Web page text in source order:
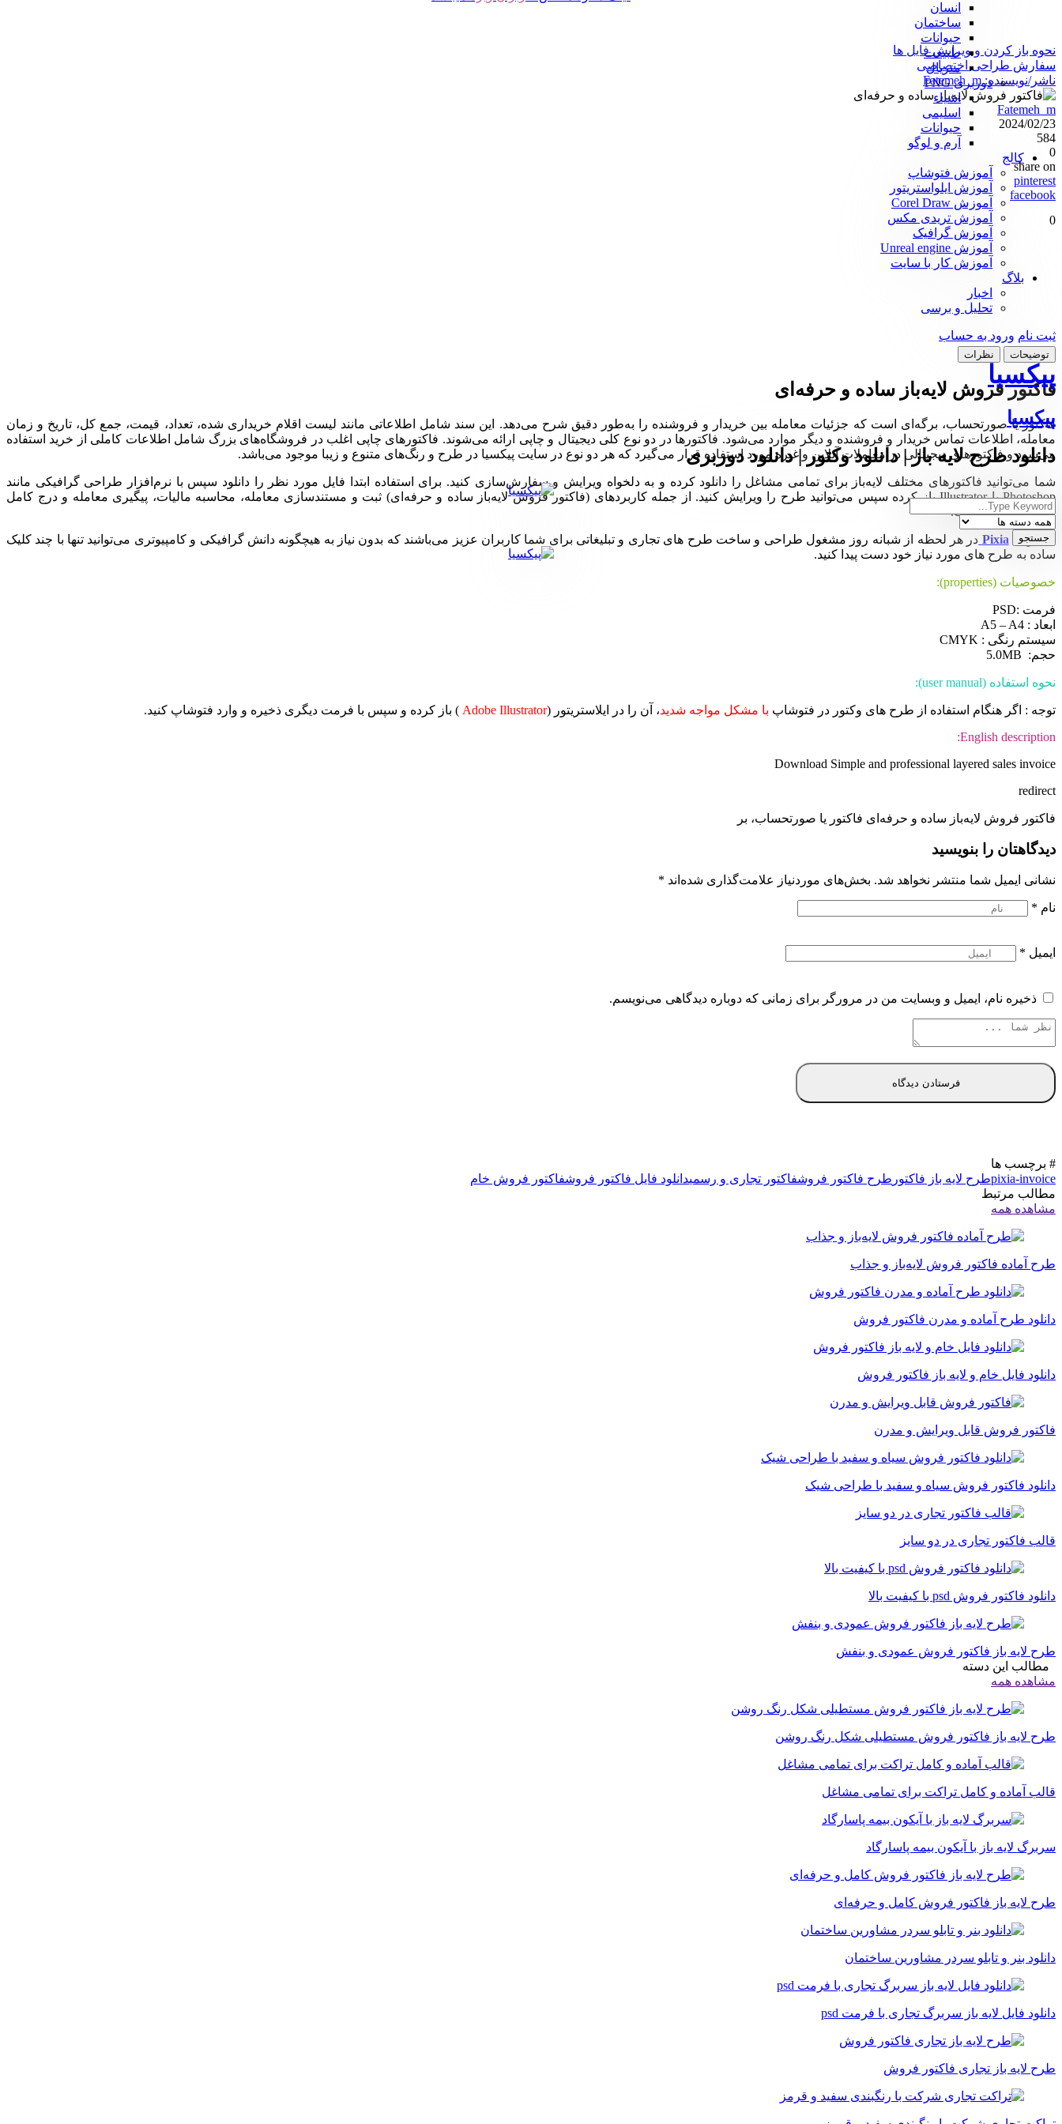
انسان
ساختمان
حیوانات
طبیعت
متریال
دوربری PNG
اشیاء
اسلیمی
حیوانات
آرم و لوگو
کالج
آموزش فتوشاپ
آموزش ایلواستریتور
آموزش Corel Draw
آموزش تریدی مکس
آموزش گرافیک
آموزش Unreal engine
آموزش کار با سایت
بلاگ
اخبار
تحلیل و برسی
ثبت نام ورود به حساب
پیکسیا
پیکسیا
دانلود طرح لایه باز | دانلود وکتور | دانلود دوربری
نحوه باز کردن و ویرایش فایل ها
سفارش طراحی اختصاصی
ناشر/نویسنده:Fatemeh_m
Fatemeh_m
2024/02/23
584
0
share on
pinterest
facebook
0
توضیحات نظرات
فاکتور فروش لایه‌باز ساده و حرفه‌ای
فاکتور یا صورتحساب، برگه‌ای است که جزئیات معامله بین خریدار و فروشنده را به‌طور دقیق شرح می‌دهد. این سند شامل اطلاعاتی مانند لیست اقلام خریداری شده، تعداد، قیمت، جمع کل، تاریخ و زمان
معامله، اطلاعات تماس خریدار و فروشنده و دیگر موارد می‌شود. فاکتورها در دو نوع کلی دیجیتال و چاپی ارائه می‌شوند. فاکتورهای چاپی اغلب در فروشگاه‌های بزرگ شامل اطلاعات کاملی از خرید استفاده
می‌شود و فاکتورهای دیجیتالی در معاملات آنلاین و غیره مورد استفاده قرار می‌گیرد که هر دو نوع در سایت پیکسیا در طرح و رنگ‌های متنوع و زیبا موجود می‌باشد.
شما می‌توانید فاکتورهای مختلف لایه‌باز برای تمامی مشاغل را دانلود کرده و به دلخواه ویرایش و سفارش‌سازی کنید. برای استفاده ابتدا فایل مورد نظر را دانلود سپس با نرم‌افزار طراحی گرافیکی مانند
Photoshop یا Illustrator باز کرده سپس می‌توانید طرح را ویرایش کنید. از جمله کاربردهای (فاکتور فروش لایه‌باز ساده و حرفه‌ای) ثبت و مستندسازی معامله، محاسبه مالیات، پیگیری معامله و درج کامل
اطلاعات خرید است.
مجموعه Pixia در هر لحظه از شبانه روز مشغول طراحی و ساخت طرح های تجاری و تبلیغاتی برای شما کاربران عزیز می‌باشند که بدون نیاز به هیچگونه دانش گرافیکی و کامپیوتری می‌توانید تنها با چند کلیک
ساده به طرح های مورد نیاز خود دست پیدا کنید.
خصوصیات (properties):
فرمت :PSD
ابعاد : A5 – A4
سیستم رنگی : CMYK
حجم: 5.0MB
نحوه استفاده (user manual):
توجه : اگر هنگام استفاده از طرح های وکتور در فتوشاپ با مشکل مواجه شدید، آن را در ایلاستریتور (Adobe Illustrator ) باز کرده و سپس با فرمت دیگری ذخیره و وارد فتوشاپ کنید.
English description:
Download Simple and professional layered sales invoice
redirect
فاکتور فروش لایه‌باز ساده و حرفه‌ای فاکتور یا صورتحساب، بر
دیدگاهتان را بنویسید
نشانی ایمیل شما منتشر نخواهد شد. بخش‌های موردنیاز علامت‌گذاری شده‌اند *
نام *
ایمیل *
ذخیره نام، ایمیل و وبسایت من در مرورگر برای زمانی که دوباره دیدگاهی می‌نویسم.
# برچسب ها
pixia-invoiceطرح لایه باز فاکتور طرح فاکتور فروشفاکتور تجاری و رسمیدانلود فایل فاکتور فروشفاکتور فروش خام
مطالب مرتبط
مشاهده همه
طرح آماده فاکتور فروش لایه‌باز و جذاب
دانلود طرح آماده و مدرن فاکتور فروش
دانلود فایل خام و لایه باز فاکتور فروش
فاکتور فروش قابل ویرایش و مدرن
دانلود فاکتور فروش سیاه و سفید با طراحی شیک
قالب فاکتور تجاری در دو سایز
دانلود فاکتور فروش psd با کیفیت بالا
طرح لایه باز فاکتور فروش عمودی و بنفش
مطالب این دسته
مشاهده همه
طرح لایه باز فاکتور فروش مستطیلی شکل رنگ روشن
قالب آماده و کامل تراکت برای تمامی مشاغل
سربرگ لایه باز با آیکون بیمه پاسارگاد
طرح لایه باز فاکتور فروش کامل و حرفه‌ای
دانلود بنر و تابلو سردر مشاورین ساختمان
دانلود فایل لایه باز سربرگ تجاری با فرمت psd
طرح لایه باز تجاری فاکتور فروش